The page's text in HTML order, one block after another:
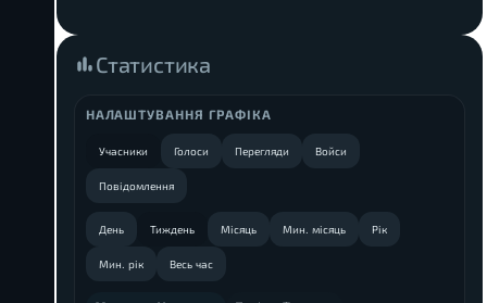
Статистика
НАЛАШТУВАННЯ ГРАФІКА
Учасники Голоси Перегляди Войси
Повідомлення
День Тиждень Місяць Мин. місяць Рік
Мин. рік Весь час